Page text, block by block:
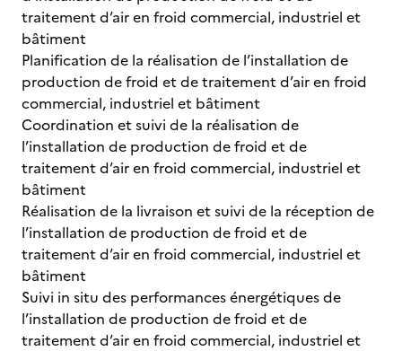
traitement d’air en froid commercial, industriel et
bâtiment
Planification de la réalisation de l’installation de
production de froid et de traitement d’air en froid
commercial, industriel et bâtiment
Coordination et suivi de la réalisation de
l’installation de production de froid et de
traitement d’air en froid commercial, industriel et
bâtiment
Réalisation de la livraison et suivi de la réception de
l’installation de production de froid et de
traitement d’air en froid commercial, industriel et
bâtiment
Suivi in situ des performances énergétiques de
l’installation de production de froid et de
traitement d’air en froid commercial, industriel et